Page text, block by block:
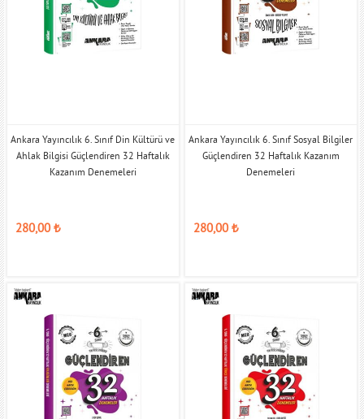
Ankara Yayıncılık 6. Sınıf Din Kültürü ve
Ahlak Bilgisi Güçlendiren 32 Haftalık
Kazanım Denemeleri
280,00₺
Ankara Yayıncılık 6. Sınıf Sosyal Bilgiler
Güçlendiren 32 Haftalık Kazanım
Denemeleri
280,00₺